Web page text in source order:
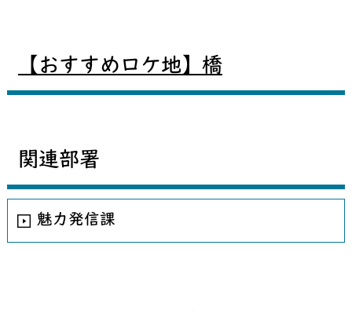
【おすすめロケ地】橋
関連部署
魅力発信課